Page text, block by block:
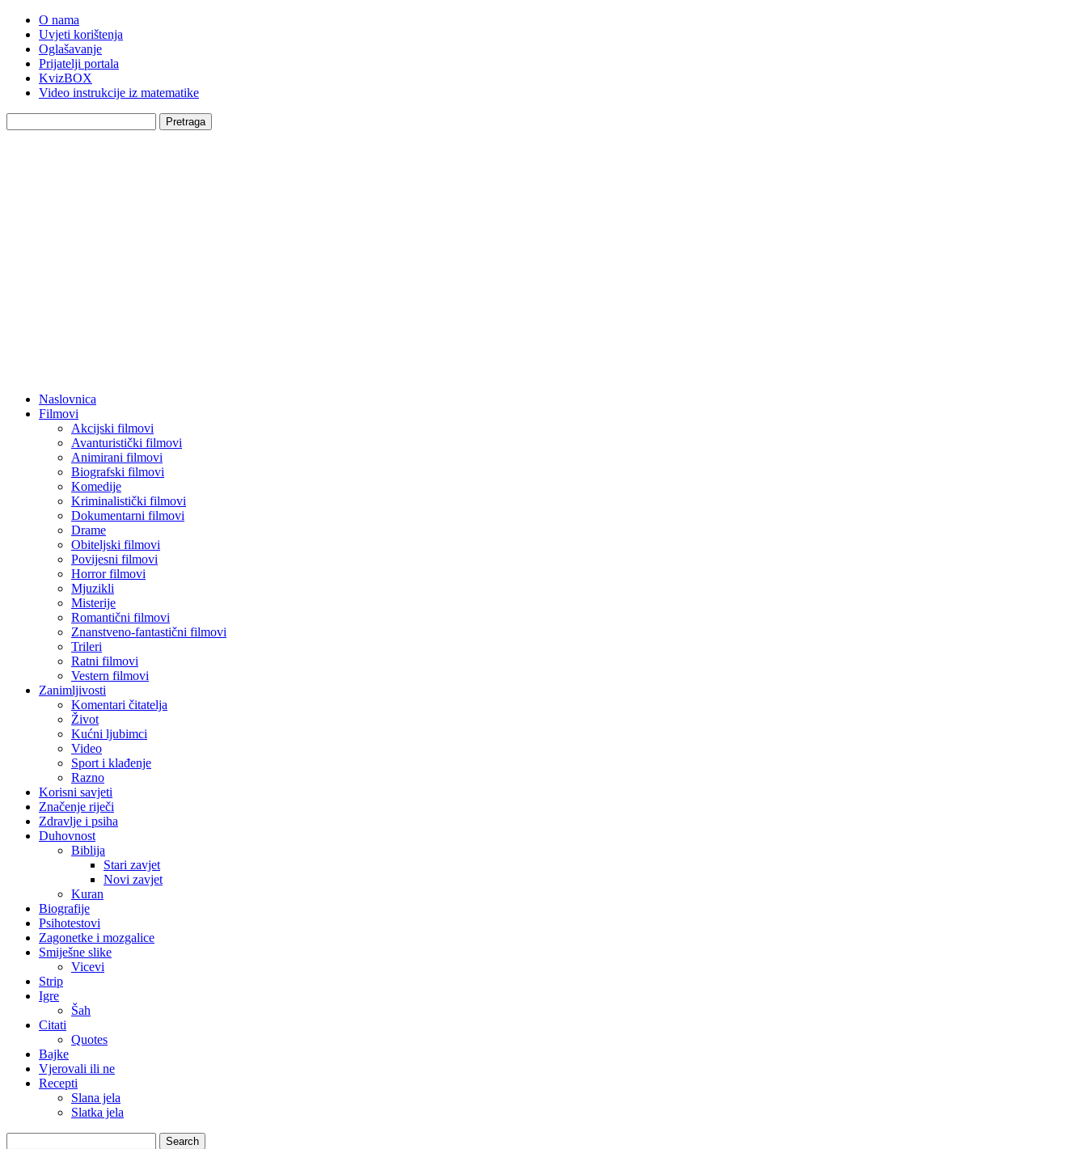
O nama
Uvjeti korištenja
Oglašavanje
Prijatelji portala
KvizBOX
Video instrukcije iz matematike
Pretraga
Naslovnica
Filmovi
Akcijski filmovi
Avanturistički filmovi
Animirani filmovi
Biografski filmovi
Komedije
Kriminalistički filmovi
Dokumentarni filmovi
Drame
Obiteljski filmovi
Povijesni filmovi
Horror filmovi
Mjuzikli
Misterije
Romantični filmovi
Znanstveno-fantastični filmovi
Trileri
Ratni filmovi
Vestern filmovi
Zanimljivosti
Komentari čitatelja
Život
Kućni ljubimci
Video
Sport i klađenje
Razno
Korisni savjeti
Značenje riječi
Zdravlje i psiha
Duhovnost
Biblija
Stari zavjet
Novi zavjet
Kuran
Biografije
Psihotestovi
Zagonetke i mozgalice
Smiješne slike
Vicevi
Strip
Igre
Šah
Citati
Quotes
Bajke
Vjerovali ili ne
Recepti
Slana jela
Slatka jela
Search